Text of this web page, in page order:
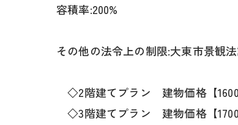
容積率:200%
その他の法令上の制限:大東市景観
◇2階建てプラン 建物価格【1600
◇3階建てプラン 建物価格【1700